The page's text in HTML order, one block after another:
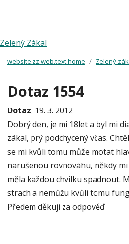
Zelený Zákal
website.zz.web.text.home Zelený
Dotaz 1554
Dotaz, 19. 3. 2012
Dobrý den, je mi 18let a byl mi
zákal, prý podchycený včas.
se mi kvůli tomu může motat
narušenou rovnováhu, někdy
měla každou chvilku spadnout.
strach a nemůžu kvůli tomu
Předem děkuji za odpověď